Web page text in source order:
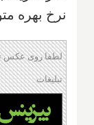
نرخ بهره متوسط
لطفا روی عکس
تبلیغات